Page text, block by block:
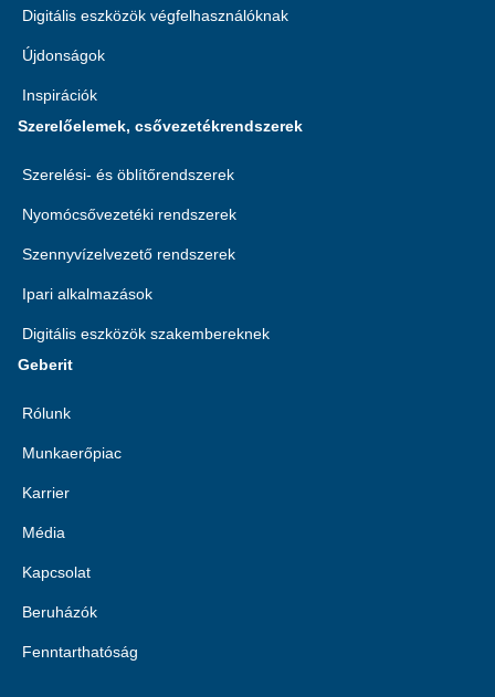
Digitális eszközök végfelhasználóknak
Újdonságok
Inspirációk
Szerelőelemek, csővezetékrendszerek
Szerelési- és öblítőrendszerek
Nyomócsővezetéki rendszerek
Szennyvízelvezető rendszerek
Ipari alkalmazások
Digitális eszközök szakembereknek
Geberit
Rólunk
Munkaerőpiac
Karrier
Média
Kapcsolat
Beruházók
Fenntarthatóság